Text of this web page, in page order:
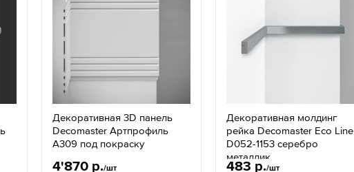
Декоративная 3D панель
Decomaster Артпрофиль
A309 под покраску
4'870 р./шт
Декоративная молдинг
рейка Decomaster Eco Line
D052-1153 серебро
металлик
483 р./шт